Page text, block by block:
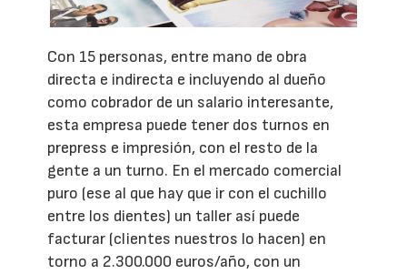
Con 15 personas, entre mano de obra
directa e indirecta e incluyendo al dueño
como cobrador de un salario interesante,
esta empresa puede tener dos turnos en
prepress e impresión, con el resto de la
gente a un turno. En el mercado comercial
puro (ese al que hay que ir con el cuchillo
entre los dientes) un taller así puede
facturar (clientes nuestros lo hacen) en
torno a 2.300.000 euros/año, con un